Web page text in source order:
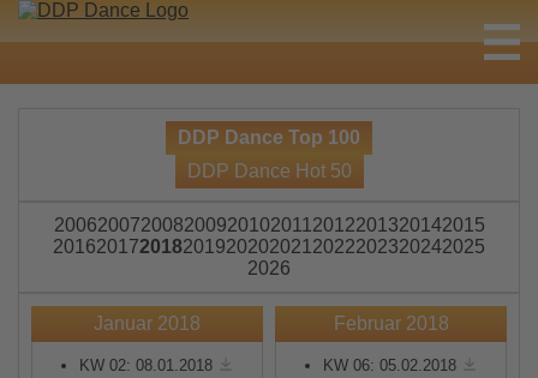
DDP Dance Top 100
DDP Dance Hot 50
200620072008200920102011 2012201320142015
201620172018201920202021 2022202320242025
2026
Januar 2018
KW 02: 08.01.2018
Februar 2018
KW 06: 05.02.2018